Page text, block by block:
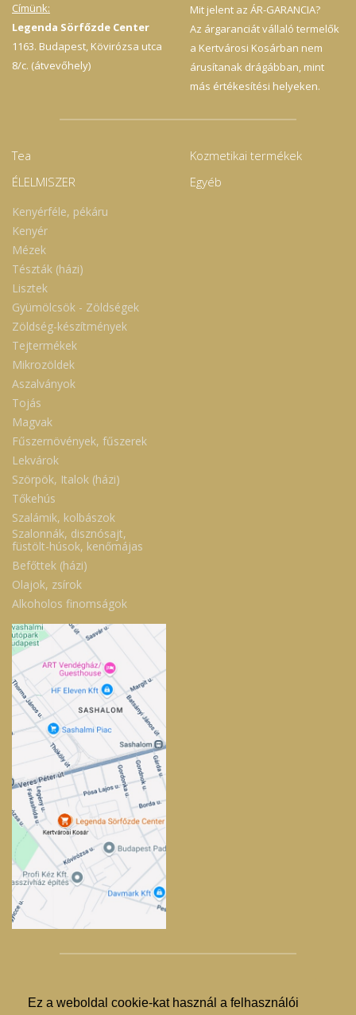
Ez a weboldal cookie-kat használ a felhasználói
Címünk:
Legenda Sörfőzde Center
1163. Budapest, Kövirózsa utca
8/c. (átvevőhely)
Mit jelent az ÁR-GARANCIA?
Az árgaranciát vállaló termelők
a Kertvárosi Kosárban nem
árusítanak drágábban, mint
más értékesítési helyeken.
Tea
ÉLELMISZER
Kenyérféle, pékáru
Kenyér
Mézek
Tészták (házi)
Lisztek
Gyümölcsök - Zöldségek
Zöldség-készítmények
Tejtermékek
Mikrozöldek
Aszalványok
Tojás
Magvak
Fűszernövények, fűszerek
Lekvárok
Szörpök, Italok (házi)
Tőkehús
Szalámik, kolbászok
Szalonnák, disznósajt,
füstölt-húsok, kenőmájas
Befőttek (házi)
Olajok, zsírok
Alkoholos finomságok
Kozmetikai termékek
Egyéb
© Kertvárosi Kosár 2025. - 2026.